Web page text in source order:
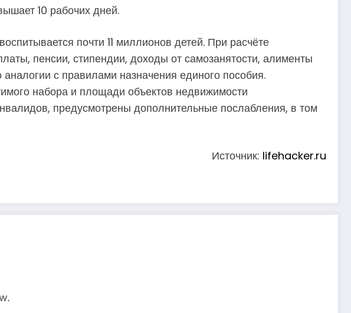
10 рабочих дней.
почти 11 миллионов детей. При расчёте
пенсии, стипендии, доходы от самозанятости, алименты
с правилами назначения единого пособия.
набора и площади объектов недвижимости
предусмотрены дополнительные послабления, в том
Источник: lifehacker.ru